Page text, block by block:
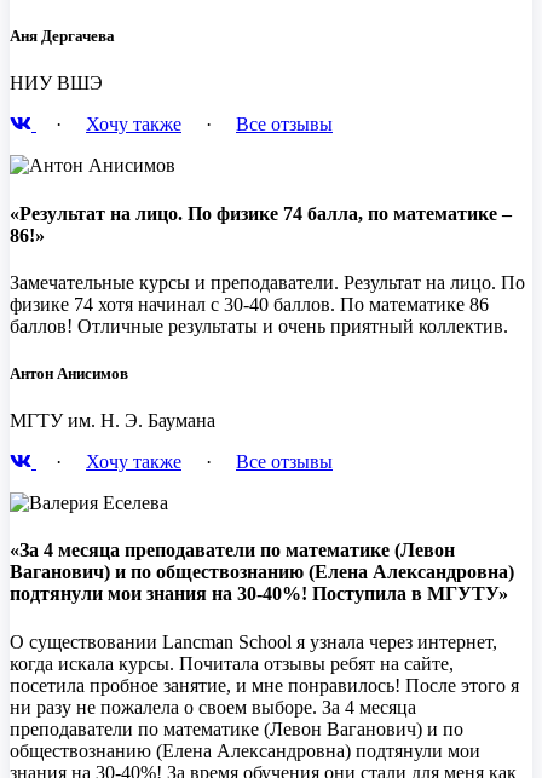
Аня Дергачева
НИУ ВШЭ
· Хочу также · Все отзывы
«Результат на лицо. По физике 74 балла, по математике –
86!»
Замечательные курсы и преподаватели. Результат на лицо. По
физике 74 хотя начинал с 30-40 баллов. По математике 86
баллов! Отличные результаты и очень приятный коллектив.
Антон Анисимов
МГТУ им. Н. Э. Баумана
· Хочу также · Все отзывы
«За 4 месяца преподаватели по математике (Левон
Ваганович) и по обществознанию (Елена Александровна)
подтянули мои знания на 30-40%! Поступила в МГУТУ»
О существовании Lancman School я узнала через интернет,
когда искала курсы. Почитала отзывы ребят на сайте,
посетила пробное занятие, и мне понравилось! После этого я
ни разу не пожалела о своем выборе. За 4 месяца
преподаватели по математике (Левон Ваганович) и по
обществознанию (Елена Александровна) подтянули мои
знания на 30-40%! За время обучения они стали для меня как